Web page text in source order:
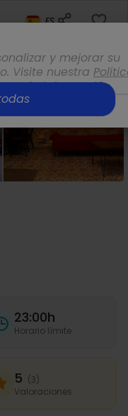
ES
23:00h
Horario límite
5 (3)
Valoraciones
y mejorar su
Visite nuestra
más información.